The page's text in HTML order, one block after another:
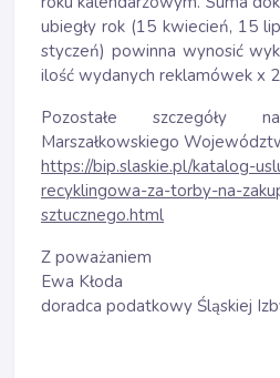
ubiegły rok (15 kwiecień, 15
styczeń) powinna wynosić
ilość wydanych reklamówek x
Pozostałe szczegóły
Marszałkowskiego
https://bip.slaskie.pl/katalog-
recyklingowa-za-torby-na-
sztucznego.html
Z poważaniem
Ewa Kłoda
doradca podatkowy Śląskiej